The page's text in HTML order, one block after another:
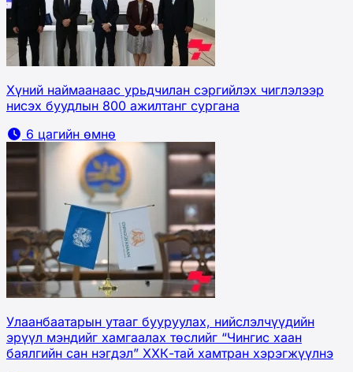
Хүний наймаанаас урьдчилан сэргийлэх чиглэлээр
нисэх буудлын 800 ажилтанг сургана
6 цагийн өмнө
Улаанбаатарын утааг бууруулах, нийслэлчүүдийн
эрүүл мэндийг хамгаалах төслийг “Чингис хаан
баялгийн сан нэгдэл” ХХК-тай хамтран хэрэгжүүлнэ